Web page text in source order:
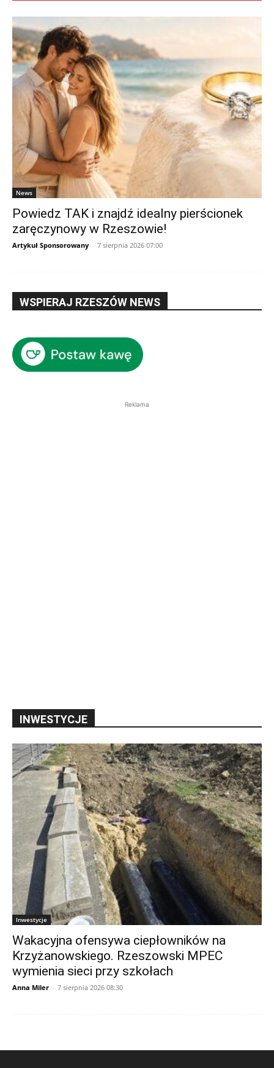
News
Powiedz TAK i znajdź idealny pierścionek
zaręczynowy w Rzeszowie!
Artykuł Sponsorowany - 7 sierpnia 2026 07:00
WSPIERAJ RZESZÓW NEWS
Reklama
INWESTYCJE
Inwestycje
Wakacyjna ofensywa ciepłowników na
Krzyżanowskiego. Rzeszowski MPEC
wymienia sieci przy szkołach
Anna Miler - 7 sierpnia 2026 08:30